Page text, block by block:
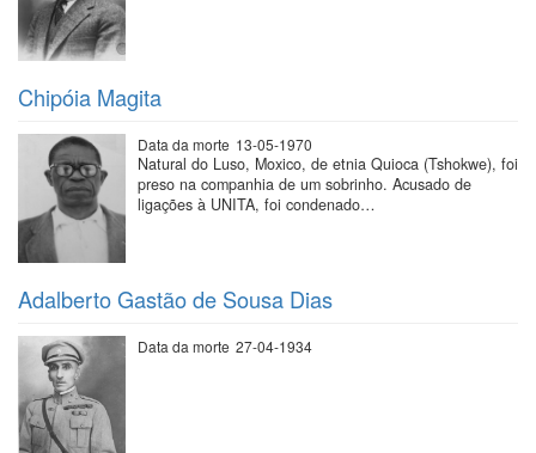
Chipóia Magita
Data da morte 13-05-1970
Natural do Luso, Moxico, de etnia Quioca (Tshokwe), foi
preso na companhia de um sobrinho. Acusado de
ligações à UNITA, foi condenado…
Adalberto Gastão de Sousa Dias
Data da morte 27-04-1934